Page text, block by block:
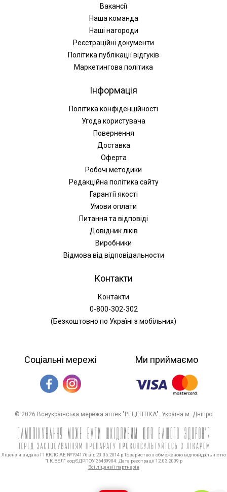
Вакансії
Наша команда
Наші нагороди
Реєстраційні документи
Політика публікації відгуків
Маркетингова політика
Інформація
Політика конфіденційності
Угода користувача
Повернення
Доставка
Оферта
Робочі методики
Редакційна політика сайту
Гарантії якості
Умови оплати
Питання та відповіді
Довідник ліків
Виробники
Відмова від відповідальности
Контакти
Контакти
0-800-302-302
(Безкоштовно по Україні з мобільних)
Соціальні мережі Ми приймаємо
© 2026 Всеукраїнська мережа аптек "РЕЦЕПТІКА". Україна м. Дніпро
Ліцензія видана ГІ ККЛС АЕ №194176 від 20.05.2014 р Товариство з обмеженою відповідальністю
"І.К.ВЕЛ" код ЄДРПОУ 36439904. Дата реєстрації 12.03.2009 р
Всі ліцензії партнерів